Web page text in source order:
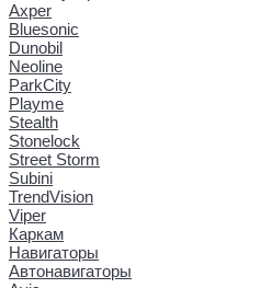
Axper
Bluesonic
Dunobil
Neoline
ParkCity
Playme
Stealth
Stonelock
Street Storm
Subini
TrendVision
Viper
Каркам
Навигаторы
Автонавигаторы